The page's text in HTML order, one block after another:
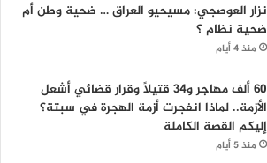
نزار العوصجي: مسيحيو العراق … ضحية وطن أم
ضحية نظام ؟
منذ 4 أيام
60 ألف مهاجر و34 قتيلاً وقرار قضائي أشعل
الأزمة.. لماذا انفجرت أزمة الهجرة في سبتة؟
إليكم القصة الكاملة
منذ 5 أيام